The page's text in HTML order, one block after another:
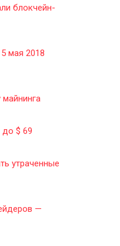
блокчейн-
мая 2018
$ 69
утраченные
—